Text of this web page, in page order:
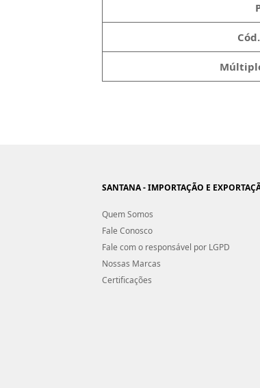
SANTANA - IMPORTAÇÃO E
Quem Somos
Fale Conosco
Fale com o responsável por LGPD
Nossas Marcas
Certificações